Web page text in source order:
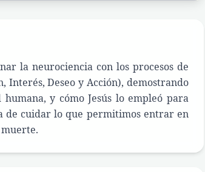
la neurociencia con los procesos de
Interés, Deseo y Acción), demostrando
y cómo Jesús lo empleó para
de cuidar lo que permitimos entrar en